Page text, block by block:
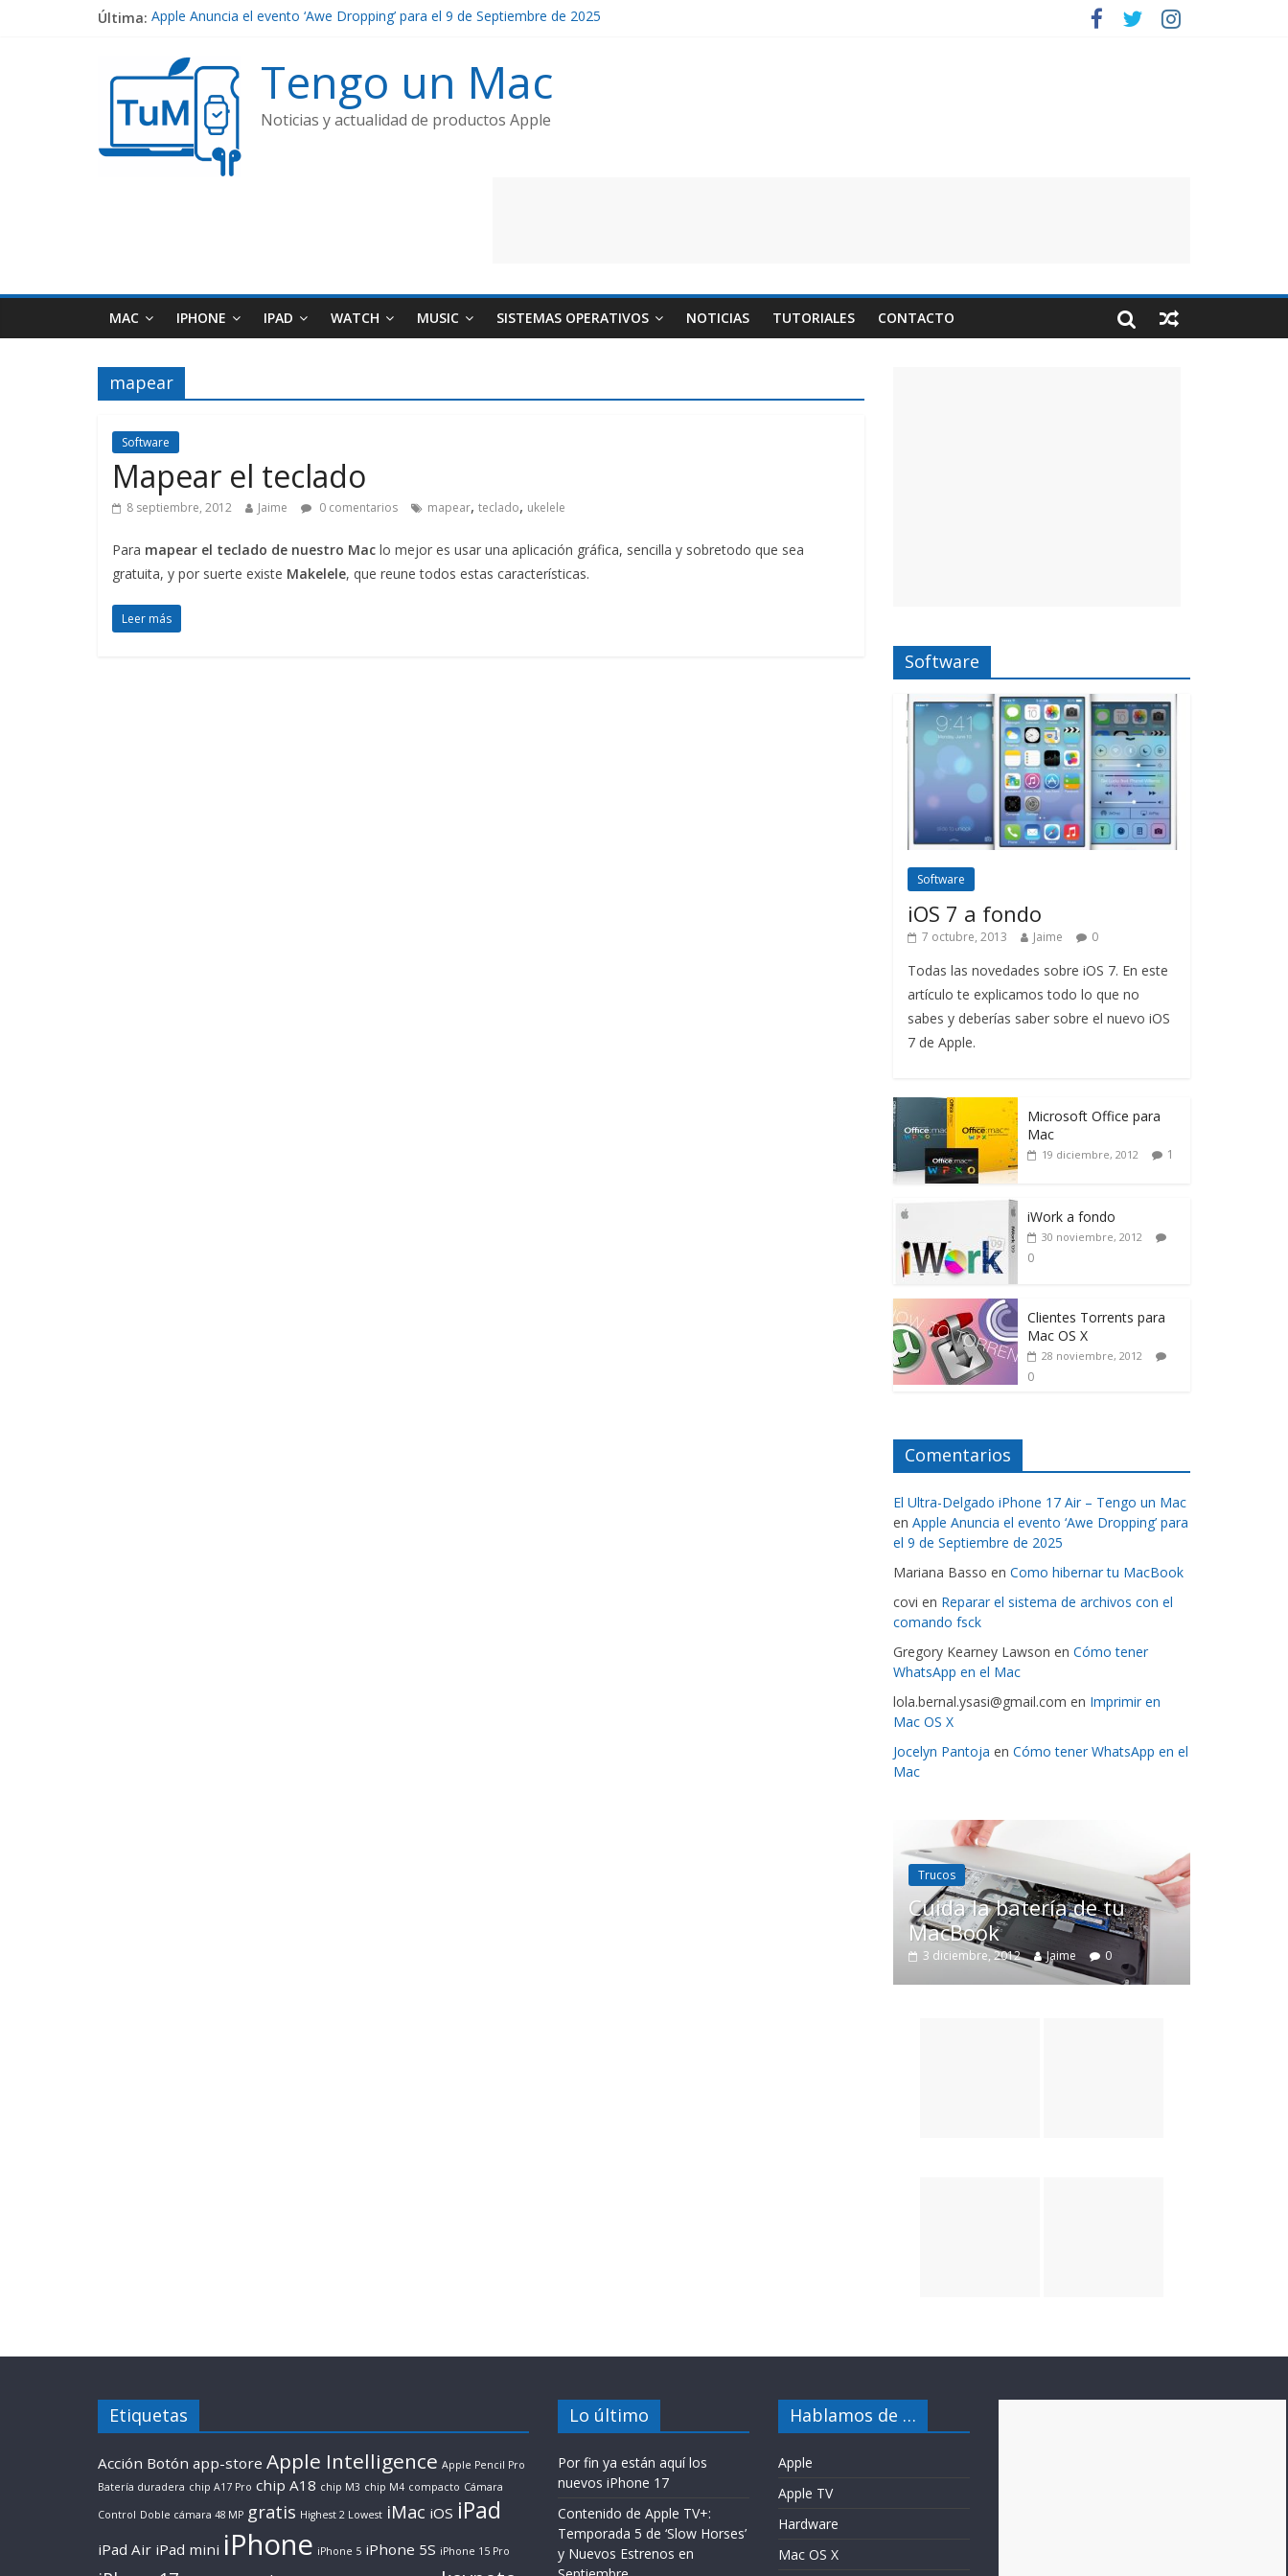
Última: Apple Anuncia el evento ‘Awe Dropping’ para el 9 de Septiembre de 2025
Contenido de Apple TV+: Temporada 5 de ‘Slow Horses’ y Nuevos Estrenos en Septiembre
El Ultra-Delgado iPhone 17 Air
Filtraciones de Hardware Futuro: Vision Pro 2, AirPods Pro 3 y Apple Watch Ultra 3
Tengo un Mac
Noticias y actualidad de productos Apple
MAC IPHONE IPAD WATCH MUSIC SISTEMAS OPERATIVOS NOTICIAS TUTORIALES CONTACTO
mapear
Software
Mapear el teclado
8 septiembre, 2012 Jaime 0 comentarios mapear, teclado, ukelele
Para mapear el teclado de nuestro Mac lo mejor es usar una aplicación gráfica, sencilla y sobretodo que sea
gratuita, y por suerte existe Makelele, que reune todos estas características.
Leer más
Software
Software
iOS 7 a fondo
7 octubre, 2013 Jaime 0
Todas las novedades sobre iOS 7. En este
artículo te explicamos todo lo que no
sabes y deberías saber sobre el nuevo iOS
7 de Apple.
Microsoft Office para
Mac
19 diciembre, 2012 1
iWork a fondo
30 noviembre, 2012
0
Clientes Torrents para
Mac OS X
28 noviembre, 2012
0
Comentarios
El Ultra-Delgado iPhone 17 Air – Tengo un Mac
en Apple Anuncia el evento ‘Awe Dropping’ para
el 9 de Septiembre de 2025
Mariana Basso en Como hibernar tu MacBook
covi en Reparar el sistema de archivos con el
comando fsck
Gregory Kearney Lawson en Cómo tener
WhatsApp en el Mac
lola.bernal.ysasi@gmail.com en Imprimir en
Mac OS X
Jocelyn Pantoja en Cómo tener WhatsApp en el
Mac
Trucos
Cuida la batería de tu
MacBook
3 diciembre, 2012 Jaime
Etiquetas
Acción Botón app-store Apple Intelligence Apple Pencil Pro
Batería duradera chip A17 Pro chip A18 chip M3 chip M4 compacto Cámara
Control Doble cámara 48 MP gratis Highest 2 Lowest iMac iOS iPad
iPad Air iPad mini iPhone iPhone 5 iPhone 5S iPhone 15 Pro
Lo último
Por fin ya están aquí los
nuevos iPhone 17
Contenido de Apple TV+:
Temporada 5 de ‘Slow Horses’
y Nuevos Estrenos en
Hablamos de …
Apple
Apple TV
Hardware
Mac OS X